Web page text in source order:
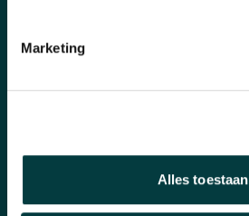
Marketing
Alles toestaan
WAAROM BIJ ONS KOPEN?
Snelle reactie